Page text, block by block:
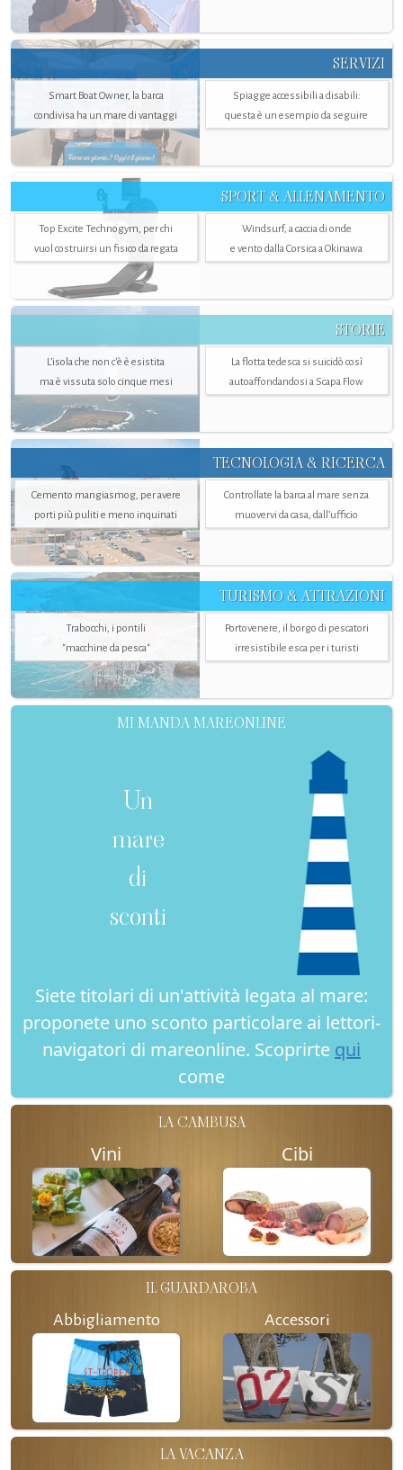
SERVIZI
Smart Boat Owner, la barca
condivisa ha un mare di vantaggi
Spiagge accessibili a disabili:
questa è un esempio da seguire
SPORT & ALLENAMENTO
Top Excite Technogym, per chi
vuol costruirsi un fisico da regata
Windsurf, a caccia di onde
e vento dalla Corsica a Okinawa
STORIE
L’isola che non c'è è esistita
ma è vissuta solo cinque mesi
La flotta tedesca si suicidò così
autoaffondandosi a Scapa Flow
TECNOLOGIA & RICERCA
Cemento mangiasmog, per avere
porti più puliti e meno inquinati
Controllate la barca al mare senza
muovervi da casa, dall’ufficio
TURISMO & ATTRAZIONI
Trabocchi, i pontili
"macchine da pesca"
Portovenere, il borgo di pescatori
irresistibile esca per i turisti
MI MANDA MAREONLINE
Un
mare
di
sconti
Siete titolari di un'attività legata al mare:
proponete uno sconto particolare ai lettori-
navigatori di mareonline. Scoprirte qui
come
LA CAMBUSA
Vini Cibi
IL GUARDAROBA
Abbigliamento Accessori
LA VACANZA